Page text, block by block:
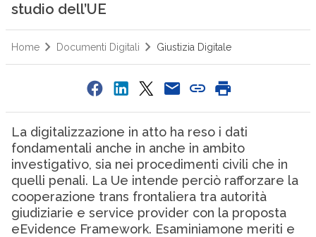
studio dell’UE
Home Documenti Digitali Giustizia Digitale
La digitalizzazione in atto ha reso i dati
fondamentali anche in anche in ambito
investigativo, sia nei procedimenti civili che in
quelli penali. La Ue intende perciò rafforzare la
cooperazione trans frontaliera tra autorità
giudiziarie e service provider con la proposta
eEvidence Framework. Esaminiamone meriti e